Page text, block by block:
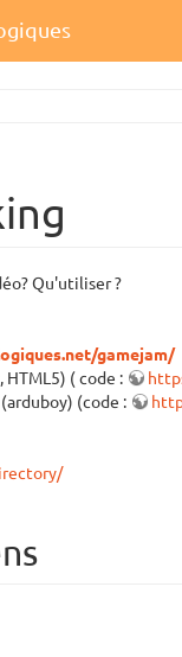
Qu'utiliser ?
gamejam/
HTML5) ( code :
(arduboy) (code :